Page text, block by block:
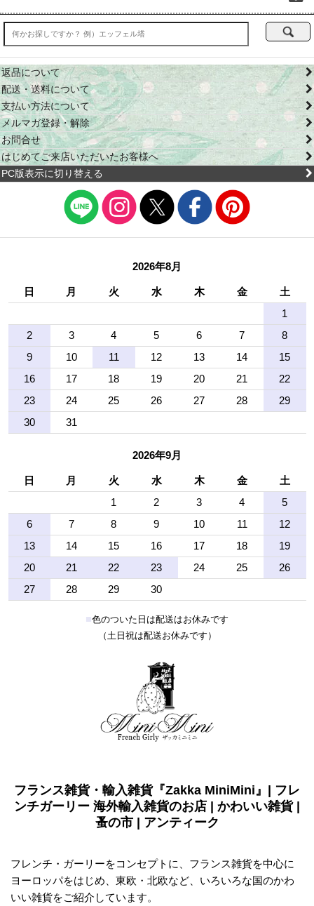
返品について
配送・送料について
支払い方法について
メルマガ登録・解除
お問合せ
はじめてご来店いただいたお客様へ
PC版表示に切り替える
2026年8月
日 月 火 水 木 金
土
1
2
3 4 5 6 7
8
9
10 11 12 13 14
15
16
17 18 19 20 21
22
23
24 25 26 27 28
29
30
31
2026年9月
日 月 火 水 木 金
土
1
2 3 4
5
6
7 8 9 10 11
12
13
14 15 16 17 18
19
20
21 22 23 24 25
26
27
28 29 30
■色のついた日は配送はお休みです
（土日祝は配送お休みです）
フランス雑貨・輸入雑貨『Zakka MiniMini』| フレ
ンチガーリー 海外輸入雑貨のお店 | かわいい雑貨 |
蚤の市 | アンティーク
フレンチ・ガーリーをコンセプトに、フランス雑貨を中心に
ヨーロッパをはじめ、東欧・北欧など、いろいろな国のかわ
いい雑貨をご紹介しています。